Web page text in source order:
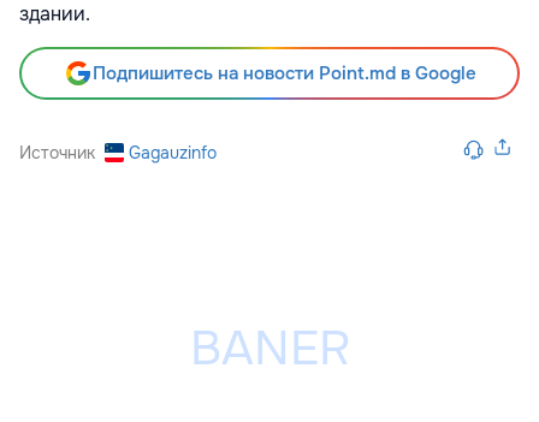
здании.
Подпишитесь на новости Point.md в Google
Источник Gagauzinfo